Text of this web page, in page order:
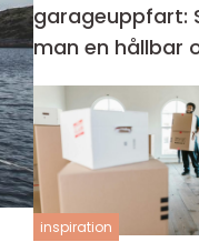
garageuppfart:
man en hållbar
snygg infart
inspiration